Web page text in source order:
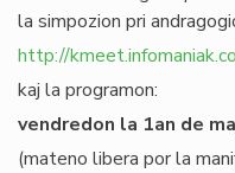
la simpozion pri
http://
kaj la programon:
vendredon la 1an de
(mateno libera por la